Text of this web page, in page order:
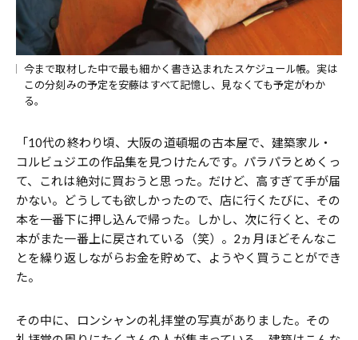
今まで取材した中で最も細かく書き込まれたスケジュール帳。実は
この分刻みの予定を安藤はすべて記憶し、見なくても予定がわか
る。
「10代の終わり頃、大阪の道頓堀の古本屋で、建築家ル・
コルビュジエの作品集を見つけたんです。パラパラとめくっ
て、これは絶対に買おうと思った。だけど、高すぎて手が届
かない。どうしても欲しかったので、店に行くたびに、その
本を一番下に押し込んで帰った。しかし、次に行くと、その
本がまた一番上に戻されている（笑）。2ヵ月ほどそんなこ
とを繰り返しながらお金を貯めて、ようやく買うことができ
た。
その中に、ロンシャンの礼拝堂の写真がありました。その